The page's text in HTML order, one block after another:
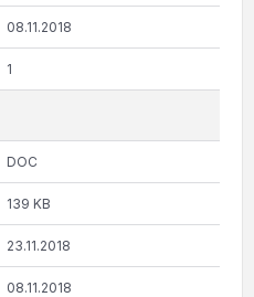
08.11.2018
1
DOC
139 KB
23.11.2018
08.11.2018